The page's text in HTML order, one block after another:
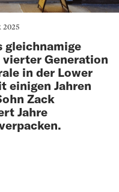
2025
gleichnamige
Generation
in der Lower
einigen ­Jahren
Zack
Jahre